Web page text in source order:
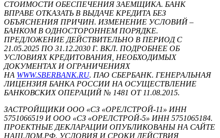
СТОИМОСТИ ОБЕСПЕЧЕНИЯ ЗАЕМЩИКА. БАНК
ВПРАВЕ ОТКАЗАТЬ В ВЫДАЧЕ КРЕДИТА БЕЗ
ОБЪЯСНЕНИЯ ПРИЧИН. ИЗМЕНЕНИЕ УСЛОВИЙ –
БАНКОМ В ОДНОСТОРОННЕМ ПОРЯДКЕ.
ПРЕДЛОЖЕНИЕ ДЕЙСТВИТЕЛЬНО В ПЕРИОД С
21.05.2025 ПО 31.12.2030 Г. ВКЛ. ПОДРОБНЕЕ ОБ
УСЛОВИЯХ КРЕДИТОВАНИЯ, НЕОБХОДИМЫХ
ДОКУМЕНТАХ И ОГРАНИЧЕНИЯХ
НА WWW.SBERBANK.RU. ПАО СБЕРБАНК. ГЕНЕРАЛЬНАЯ
ЛИЦЕНЗИЯ БАНКА РОССИИ НА ОСУЩЕСТВЛЕНИЕ
БАНКОВСКИХ ОПЕРАЦИЙ № 1481 ОТ 11.08.2015.
ЗАСТРОЙЩИКИ ООО «СЗ «ОРЕЛСТРОЙ-11» ИНН
5751066519 И ООО «СЗ «ОРЕЛСТРОЙ-5» ИНН 5751065184.
ПРОЕКТНЫЕ ДЕКЛАРАЦИИ ОПУБЛИКОВАНЫ НА САЙТЕ
НАШ.ДОМ.РФ. УСЛОВИЯ И СРОКИ ДЕЙСТВИЯ